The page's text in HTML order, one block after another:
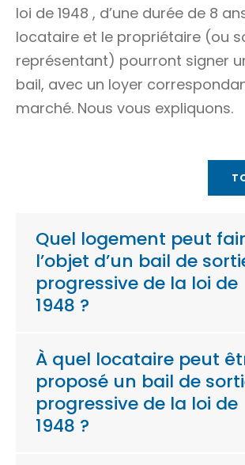
loi de 1948 , d’une durée de 8
locataire et le propriétaire (ou
représentant) pourront signer
bail, avec un loyer
marché. Nous vous expliquons.
Quel logement peut
l’objet d’un bail de
progressive de la loi de
1948 ?
À quel locataire peut
proposé un bail de
progressive de la loi de
1948 ?